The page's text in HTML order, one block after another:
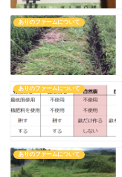
ありのファームについて
ありのファームについて
ありのファームについて